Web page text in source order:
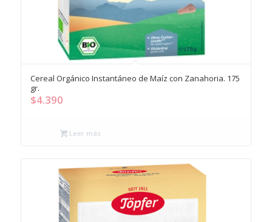
Cereal Orgánico Instantáneo de Maíz con Zanahoria. 175
gr.
$4.390
Leer más